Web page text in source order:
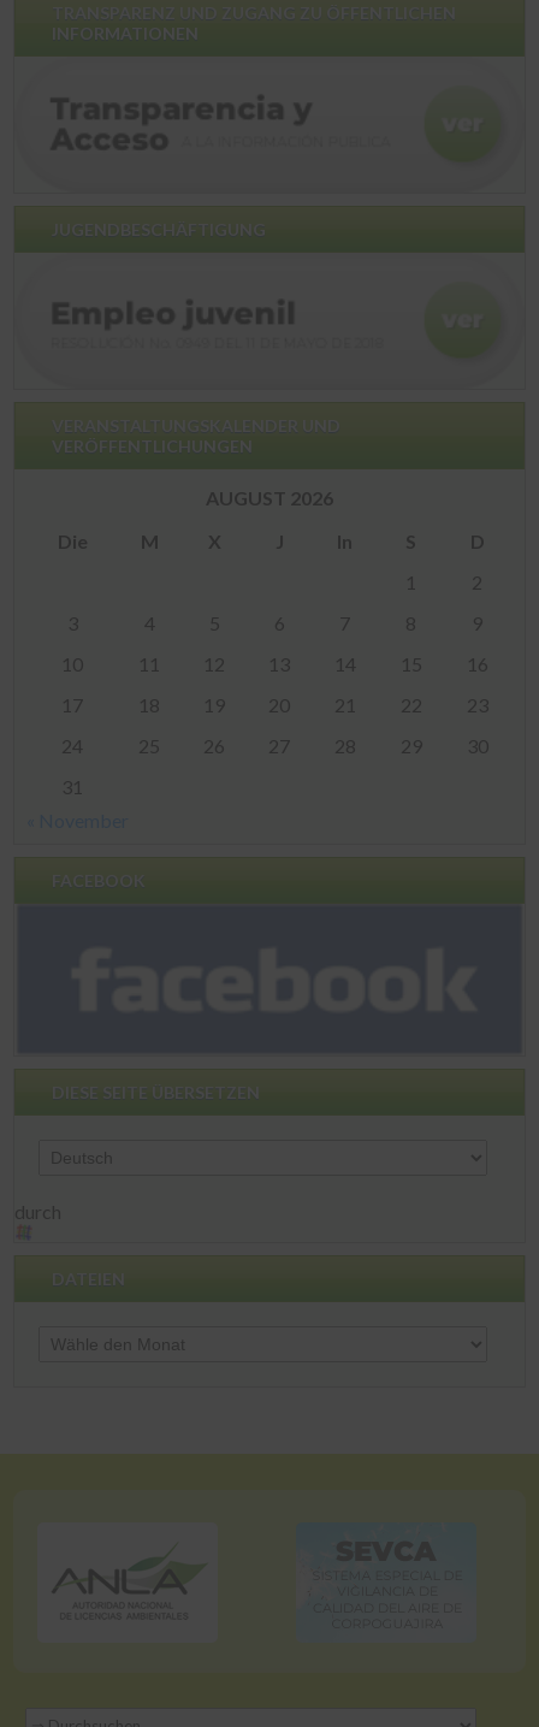
INFORMATIONEN
JUGENDBESCHÄFTIGUNG
VERÖFFENTLICHUNGEN
AUGUST 2026
Die
M X J In S
D
1
2
3
4 5 6 7 8
9
10
11 12 13 14 15
16
17
18 19 20 21 22
23
24
25 26 27 28 29
30
31
FACEBOOK
DIESE SEITE ÜBERSETZEN
durch
DATEIEN